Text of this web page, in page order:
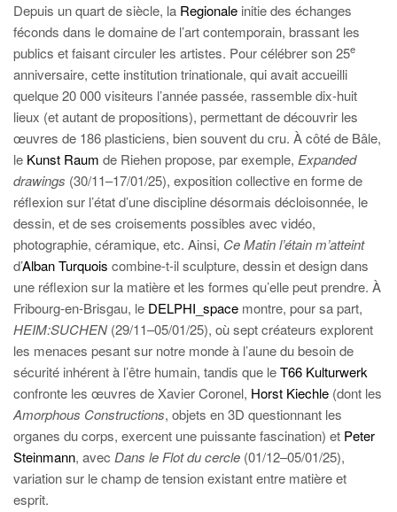
Depuis un quart de siècle, la Regionale initie des échanges
féconds dans le domaine de l’art contemporain, brassant les
publics et faisant circuler les artistes. Pour célébrer son 25e
anniversaire, cette institution trinationale, qui avait accueilli
quelque 20 000 visiteurs l’année passée, rassemble dix-huit
lieux (et autant de propositions), permettant de découvrir les
œuvres de 186 plasticiens, bien souvent du cru. À côté de Bâle,
le Kunst Raum de Riehen propose, par exemple, Expanded
drawings (30/11–17/01/25), exposition collective en forme de
réflexion sur l’état d’une discipline désormais décloisonnée, le
dessin, et de ses croisements possibles avec vidéo,
photographie, céramique, etc. Ainsi, Ce Matin l’étain m’atteint
d’Alban Turquois combine-t-il sculpture, dessin et design dans
une réflexion sur la matière et les formes qu’elle peut prendre. À
Fribourg-en-Brisgau, le DELPHI_space montre, pour sa part,
HEIM:SUCHEN(29/11–05/01/25), où sept créateurs explorent
les menaces pesant sur notre monde à l’aune du besoin de
sécurité inhérent à l’être humain, tandis que leT66 Kulturwerk
confronte les œuvres de Xavier Coronel, Horst Kiechle (dont les
Amorphous Constructions, objets en 3D questionnant les
organes du corps, exercent une puissante fascination) et Peter
Steinmann, avec Dans le Flot du cercle (01/12–05/01/25),
variation sur le champ de tension existant entre matière et
esprit.